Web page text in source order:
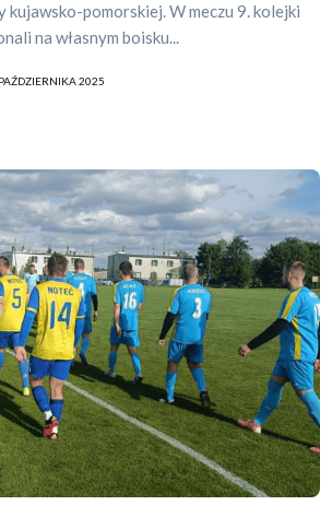
kujawsko-pomorskiej. W meczu 9. kolejki
na własnym boisku...
2025